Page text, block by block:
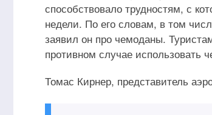
способствовало трудностям, с
недели. По его словам, в том
заявил он про чемоданы.
противном случае использовать
Томас Кирнер, представитель